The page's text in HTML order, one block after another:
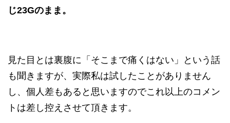
じ23Gのまま。
見た目とは裏腹に「そこまで痛くはない」という話
も聞きますが、実際私は試したことがありません
し、個人差もあると思いますのでこれ以上のコメン
トは差し控えさせて頂きます。